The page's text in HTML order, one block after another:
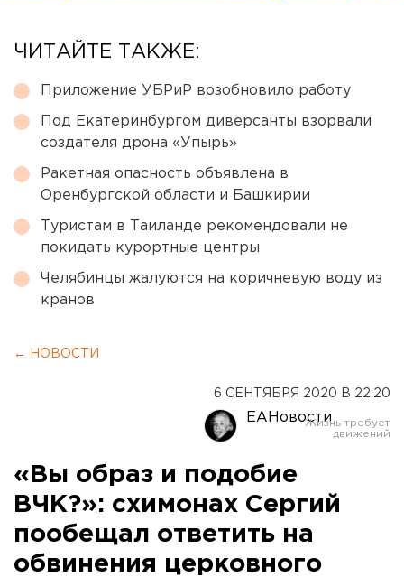
ЧИТАЙТЕ ТАКЖЕ:
Приложение УБРиР возобновило работу
Под Екатеринбургом диверсанты взорвали
создателя дрона «Упырь»
Ракетная опасность объявлена в
Оренбургской области и Башкирии
Туристам в Таиланде рекомендовали не
покидать курортные центры
Челябинцы жалуются на коричневую воду из
кранов
← НОВОСТИ
6 СЕНТЯБРЯ 2020 В 22:20
ЕАНовости
«Вы образ и подобие
ВЧК?»: схимонах Сергий
пообещал ответить на
обвинения церковного